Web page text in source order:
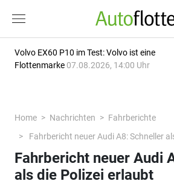
Volvo EX60 P10 im Test: Volvo ist eine
Flottenmarke 07.08.2026, 14:00 Uhr
Home Nachrichten
Fahrberichte
Fahrbericht neuer Audi A8: Schneller
Fahrbericht neuer Audi
als die Polizei erlaubt